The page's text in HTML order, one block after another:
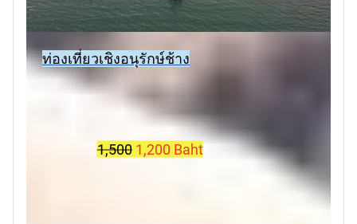
1,500 1,200 Baht
ท่องเที่ยวเชิงอนุรักษ์ช้าง